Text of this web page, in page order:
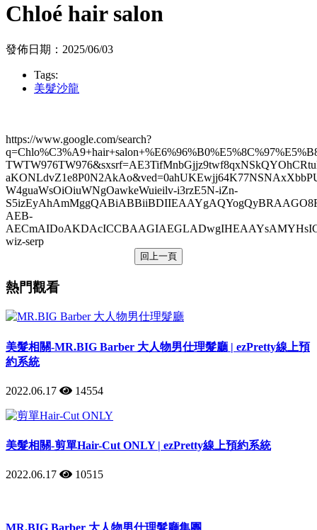
Chloé hair salon
發佈日期：2025/06/03
Tags:
美髮沙龍
https://www.google.com/search?
W4guaWsOiOiuWNgOawkeWuieilv-i3rzE5N-iZn-
AEB-
wiz-serp
回上一頁
熱門觀看
美髮相關-MR.BIG Barber 大人物男仕理髮廳 | ezPretty線上預
約系統
2022.06.17 14554
美髮相關-剪單Hair-Cut ONLY | ezPretty線上預約系統
2022.06.17 10515
MR.BIG Barber 大人物男仕理髮廳集團